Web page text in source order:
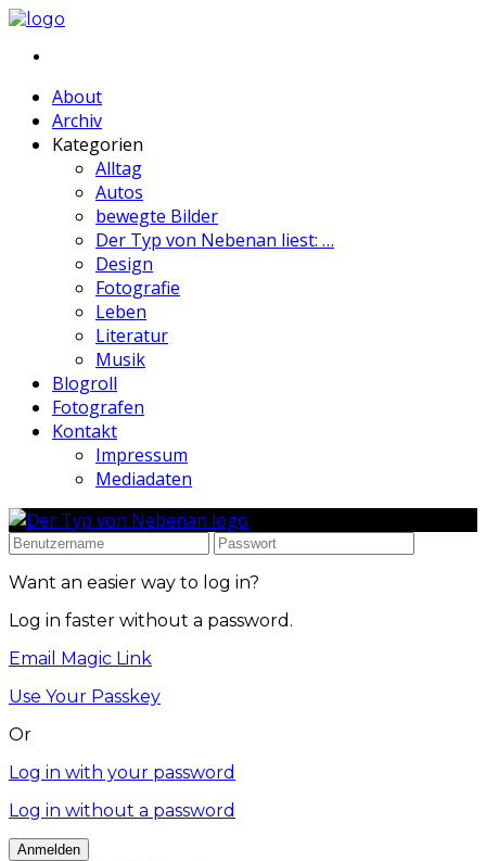
About
Archiv
Kategorien
Alltag
Autos
bewegte Bilder
Der Typ von Nebenan liest: …
Design
Fotografie
Leben
Literatur
Musik
Blogroll
Fotografen
Kontakt
Impressum
Mediadaten
Want an easier way to log in?
Log in faster without a password.
Email Magic Link
Use Your Passkey
Or
Log in with your password
Log in without a password